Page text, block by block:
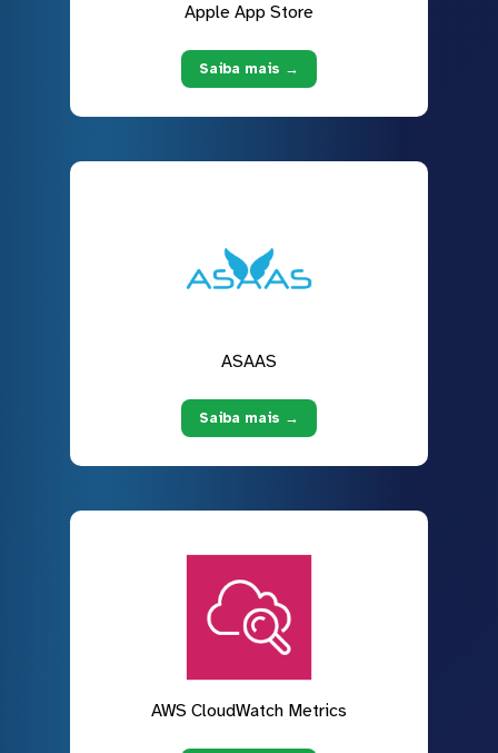
Apple App Store
Saiba mais →
ASAAS
Saiba mais →
AWS CloudWatch Metrics